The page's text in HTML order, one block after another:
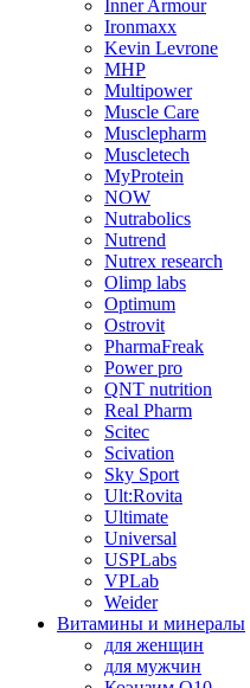
Inner Armour
Ironmaxx
Kevin Levrone
MHP
Multipower
Muscle Care
Musclepharm
Muscletech
MyProtein
NOW
Nutrabolics
Nutrend
Nutrex research
Olimp labs
Optimum
Ostrovit
PharmaFreak
Power pro
QNT nutrition
Real Pharm
Scitec
Scivation
Sky Sport
Ult:Rovita
Ultimate
Universal
USPLabs
VPLab
Weider
Витамины и минералы
для женщин
для мужчин